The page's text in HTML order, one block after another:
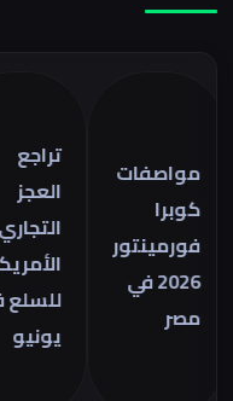
مواصفات
فورمينتور
2026 في
التجاري
الأمريكي
للسلع في
يونيو